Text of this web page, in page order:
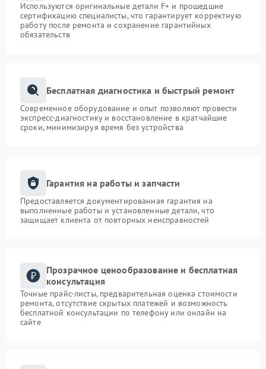
Используются оригинальные детали F+ и прошедшие
сертификацию специалисты, что гарантирует корректную
работу после ремонта и сохранение гарантийных
обязательств
Бесплатная диагностика и быстрый ремонт
Современное оборудование и опыт позволяют провести
экспресс-диагностику и восстановление в кратчайшие
сроки, минимизируя время без устройства
Гарантия на работы и запчасти
Предоставляется документированная гарантия на
выполненные работы и установленные детали, что
защищает клиента от повторных неисправностей
Прозрачное ценообразование и бесплатная
консультация
Точные прайс-листы, предварительная оценка стоимости
ремонта, отсутствие скрытых платежей и возможность
бесплатной консультации по телефону или онлайн на
сайте